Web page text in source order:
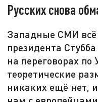
Русских снова
Западные СМИ
президента
на переговорах по
теоретические
никаких ещё нет,